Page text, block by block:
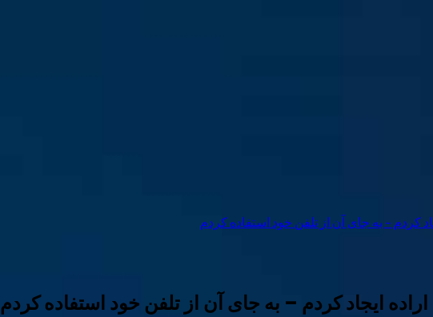
کردم – به جای آن از تلفن خود استفاده کردم
ایجاد کردم – به جای آن از تلفن خود استفاده کردم